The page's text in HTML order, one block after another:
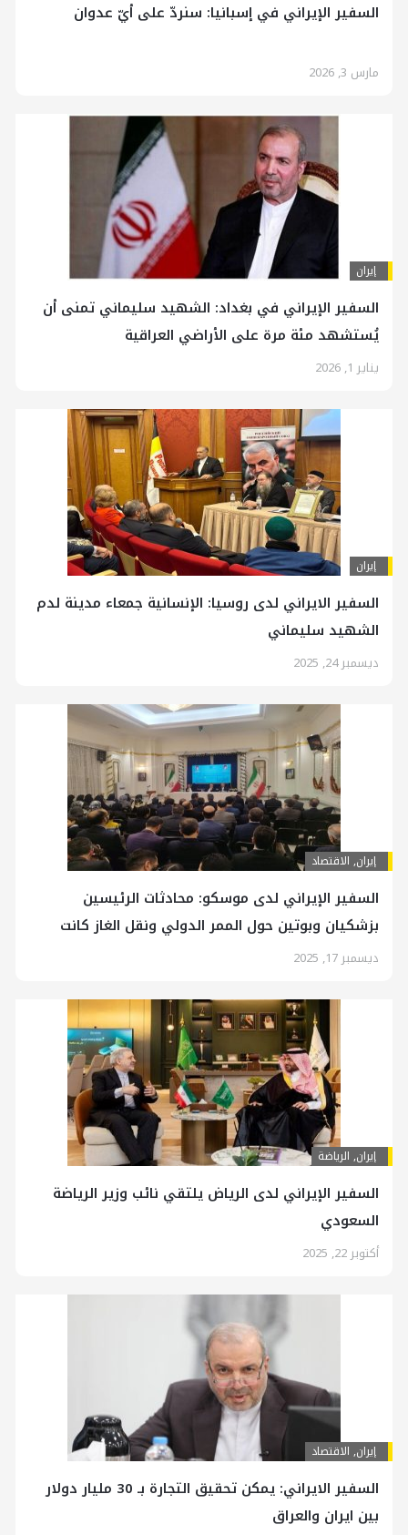
السفير الإيراني في إسبانيا: سنردّ على أيّ عدوان
مارس 3, 2026
إيران
السفير الإيراني في بغداد: الشهيد سليماني تمنى أن
يُستشهد مئة مرة على الأراضي العراقية
يناير 1, 2026
إيران
السفير الايراني لدى روسيا: الإنسانية جمعاء مدينة لدم
الشهيد سليماني
ديسمبر 24, 2025
إيران, الاقتصاد
السفير الإيراني لدى موسكو: محادثات الرئيسين
بزشكيان وبوتين حول الممر الدولي ونقل الغاز كانت
بناءة
ديسمبر 17, 2025
إيران, الرياضة
السفير الإيراني لدى الرياض يلتقي نائب وزير الرياضة
السعودي
أكتوبر 22, 2025
إيران, الاقتصاد
السفير الايراني: يمكن تحقيق التجارة بـ 30 مليار دولار
بين ايران والعراق